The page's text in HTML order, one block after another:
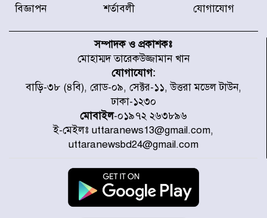
স্থাপনের উদ্যোগ চান মিয়া ব্যাপারীর
৭ জেলায় ঝোড়ো হাওয়াসহ বজ্রবৃষ্টির
শঙ্কা
বগুড়া ও সিলেটে সড়ক দুর্ঘটনায় নিহত
১৫
জুলাইয়ে দেশজুড়ে ৪৫৮টি সড়ক
দুর্ঘটনায় ৪১৬ জন নিহত হয়েছেন
বিজ্ঞাপন শর্তাবলী যোগাযোগ
সম্পাদক ও প্রকাশকঃ
মোহাম্মদ তারেকউজ্জামান খান
যোগাযোগ:
বাড়ি-৩৮ (৪বি), রোড-০৯, সেক্টর-১১, উত্তরা মডেল টাউন,
ঢাকা-১২৩০
মোবাইল-০১৯৭২ ২৬৩৮৯৬
ই-মেইলঃ uttaranews13@gmail.com,
uttaranewsbd24@gmail.com